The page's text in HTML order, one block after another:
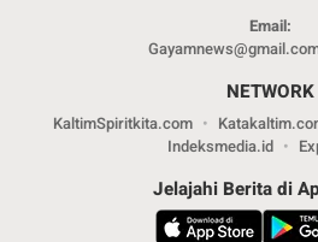
Email:
NETWORK
KaltimSpiritkita.com
Indeksmedia.id
Jelajahi Berita di